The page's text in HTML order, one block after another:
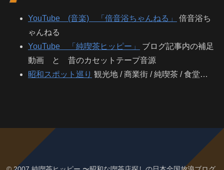
YouTube (音楽) 「倍音浴ちゃんねる」
倍音浴ち
ゃんねる
YouTube 「純喫茶ヒッピー」
ブログ記事内の補足
動画 と 昔のカセットテープ音源
昭和スポット巡り 観光地 / 商業街 / 純喫茶 / 食堂…